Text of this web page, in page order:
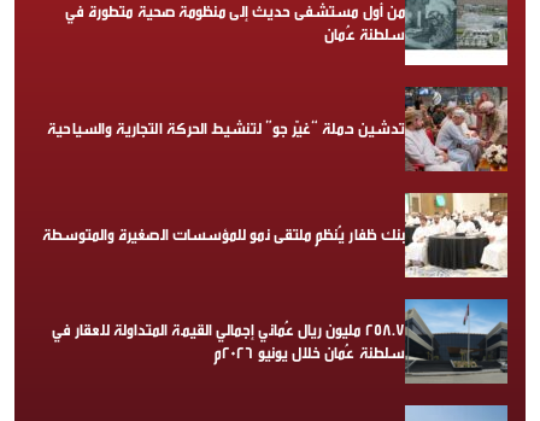
من أول مستشفى حديث إلى منظومة صحية متطورة في
سلطنة عُمان
تدشين حملة “غيّر جو” لتنشيط الحركة التجارية والسياحية
بنك ظفار يُنظم ملتقى نمو للمؤسسات الصغيرة والمتوسطة
258.7 مليون ريال عُماني إجمالي القيمة المتداولة للعقار في
سلطنة عُمان خلال يونيو 2026م